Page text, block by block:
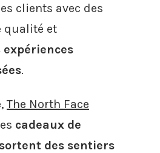
clients avec des
qualité et
expériences
.
The North Face
cadeaux de
des sentiers